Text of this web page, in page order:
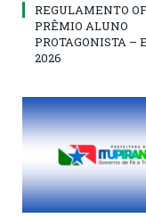
REGULAMENTO
PRÊMIO ALUNO
PROTAGONISTA –
2026